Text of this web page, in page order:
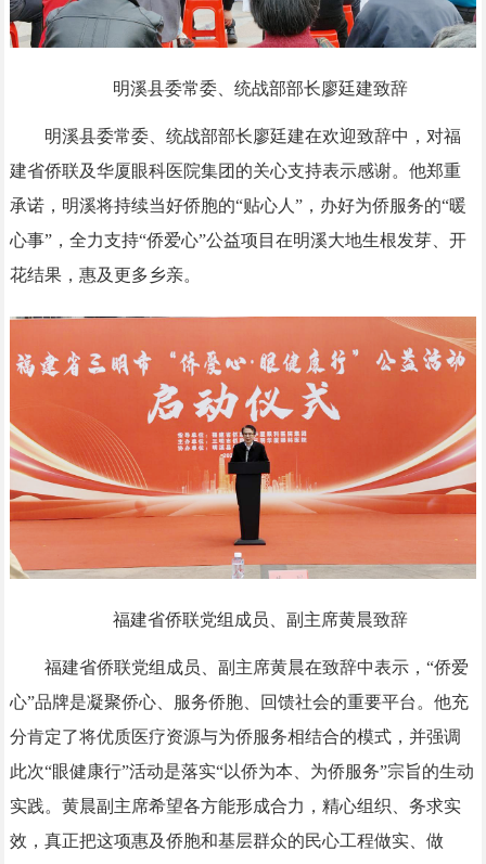
明溪县委常委、统战部部长廖廷建致辞
明溪县委常委、统战部部长廖廷建在欢迎致辞中，对福
建省侨联及华厦眼科医院集团的关心支持表示感谢。他郑重
承诺，明溪将持续当好侨胞的“贴心人”，办好为侨服务的“暖
心事”，全力支持“侨爱心”公益项目在明溪大地生根发芽、开
花结果，惠及更多乡亲。
福建省侨联党组成员、副主席黄晨致辞
福建省侨联党组成员、副主席黄晨在致辞中表示，“侨爱
心”品牌是凝聚侨心、服务侨胞、回馈社会的重要平台。他充
分肯定了将优质医疗资源与为侨服务相结合的模式，并强调
此次“眼健康行”活动是落实“以侨为本、为侨服务”宗旨的生动
实践。黄晨副主席希望各方能形成合力，精心组织、务求实
效，真正把这项惠及侨胞和基层群众的民心工程做实、做